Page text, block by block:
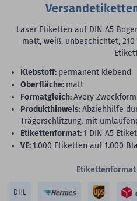
Laser Etiketten auf DIN A5
matt, weiß, unbeschichtet, 210
Klebstoff: permanent klebend
Oberfläche: matt
Formatgleich:Avery Zweckform
Produkthinweis:Abziehhilfe
Trägerschlitzung, mit
Etikettenformat:1 DIN A5
VE:1.000 Etiketten auf 1.000
DHL